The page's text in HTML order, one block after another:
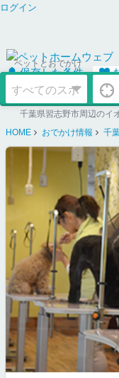
ログイン
保存した条件
ペットとおでかけ
HOME
おでかけ情報 千